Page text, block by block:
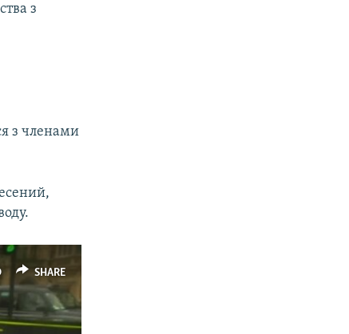
з
з членами
SHARE